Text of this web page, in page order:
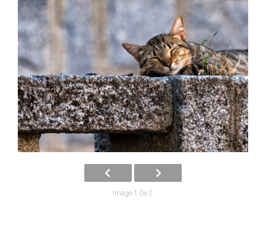
Image 1 De 2